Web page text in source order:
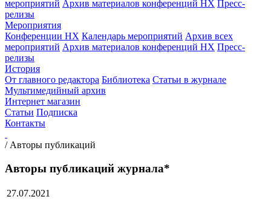
мероприятий Архив материалов конференций НХ Пресс-
релизы
Мероприятия
Конференции НХ Календарь мероприятий Архив всех
мероприятий Архив материалов конференций НХ Пресс-
релизы
История
От главного редактора Библиотека Статьи в журнале
Мультимедийный архив
Интернет магазин
Статьи Подписка
Контакты
/ Авторы публикаций
Авторы публикаций журнала*
27.07.2021